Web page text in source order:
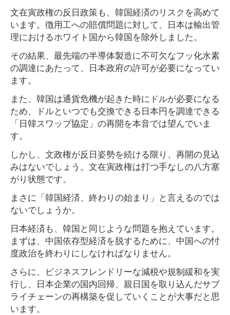
文在寅政権の反日政策も、韓国経済のリスクを高めて
います。徴用工への賠償問題に対して、日本は輸出管
理におけるホワイト国から韓国を除外しました。
その結果、最先端の半導体製造に不可欠なフッ化水素
の調達にあたって、日本政府の許可が必要になってい
ます。
また、韓国は通貨危機が起きた時にドルが必要になる
ため、ドルといつでも交換できる日本円を調達できる
「日韓スワップ協定」の再開を本音では望んでいま
す。
しかし、文政権が反日姿勢を続ける限り、再開の見込
みはないでしょう。文在寅政権は打つ手なしの八方塞
がり状態です。
まさに「韓国経済、終わりの始まり」と言えるのでは
ないでしょうか。
日本経済も、韓国と同じような問題を抱えています。
まずは、中国依存型経済を脱するために、中国への忖
度政治を終わりにしなければなりません。
さらに、ビジネスフレンドリーな減税や規制緩和を実
行し、日本企業の国内回帰、親日国を取り込んだサプ
ライチェーンの再構築を促していくことが大事だと思
います。